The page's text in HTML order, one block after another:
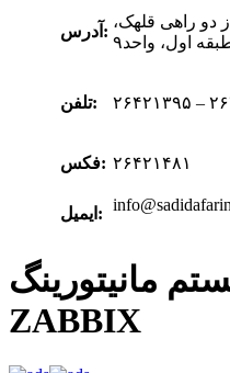
آدرس:
دو راهی قلهک،
اول، واحد۹
تلفن: – ۲۶۴۲۱۴۷۵
فکس: ۲۶۴۲۱۴۸۱
ایمیل:
مانیتورینگ
ZABBIX